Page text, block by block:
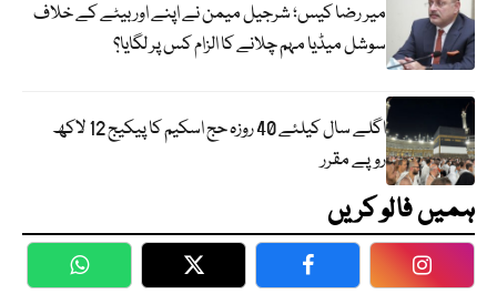
میر رضا کیس؛ شرجیل میمن نے اپنے اور بیٹے کے خلاف
سوشل میڈیا مہم چلانے کا الزام کس پر لگایا؟
اگلے سال کیلئے 40 روزہ حج اسکیم کا پیکیج 12 لاکھ
روپے مقرر
ہمیں فالو کریں
WhatsApp Twitter Facebook